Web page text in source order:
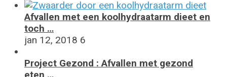
Afvallen met een koolhydraatarm dieet en
toch …
jan 12, 2018 6
Project Gezond : Afvallen met gezond
eten …